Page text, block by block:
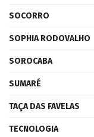
SOCORRO
SOPHIA RODOVALHO
SOROCABA
SUMARÉ
TAÇA DAS FAVELAS
TECNOLOGIA